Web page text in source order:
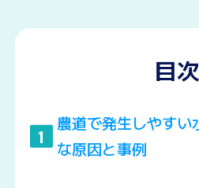
目次
1
農道で発生しやすい
な原因と事例